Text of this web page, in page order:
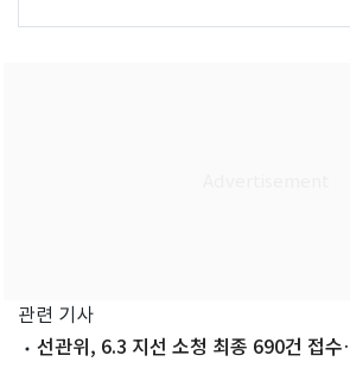
관련 기사
선관위, 6.3 지선 소청 최종 690건 접